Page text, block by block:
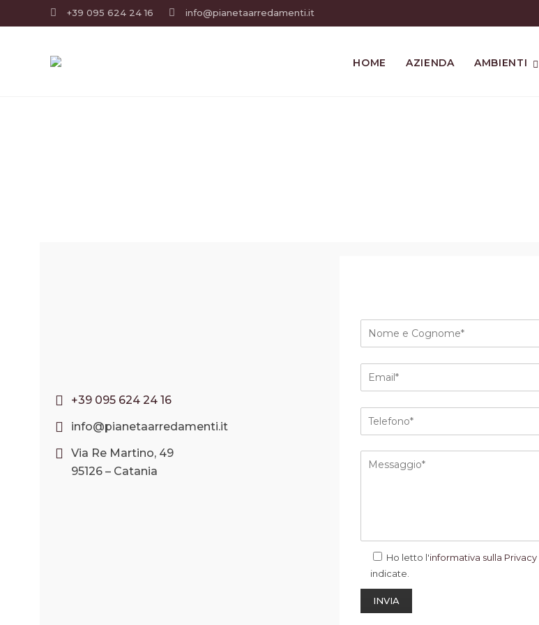
info@pianetaarredamenti.it
+39 095 624 24 16
HOME AZIENDA AMBIENTI
+39 095 624 24 16
info@pianetaarredamenti.it
Via Re Martino, 49
95126 – Catania
Ho letto l'informativa sulla Privacy
indicate.